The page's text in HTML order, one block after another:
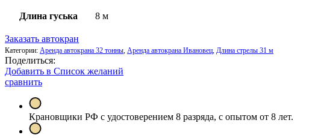
Длина гуська 8 м
Заказать автокран
Категории: Аренда автокрана 32 тонны, Аренда автокрана Ивановец, Длина стрелы 31 м
Поделиться:
Добавить в Список желаний
сравнить
Крановщики РФ с удостоверением 8 разряда, с опытом от 8 лет.